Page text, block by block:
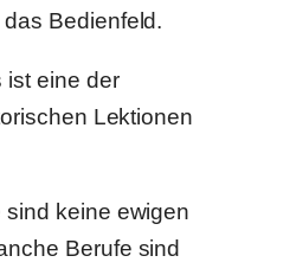
Bedienfeld.
ist eine der
Lektionen
keine ewigen
Berufe sind